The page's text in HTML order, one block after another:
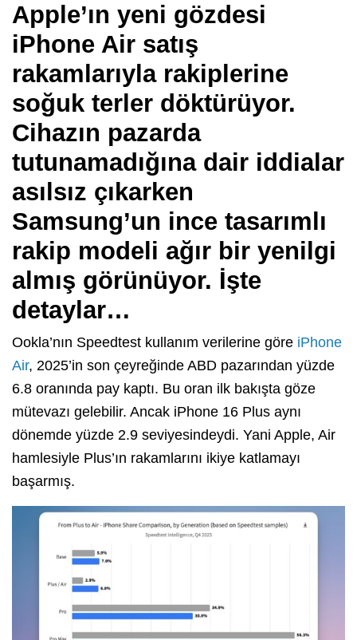
Apple’ın yeni gözdesi
iPhone Air satış
rakamlarıyla rakiplerine
soğuk terler döktürüyor.
Cihazın pazarda
tutunamadığına dair iddialar
asılsız çıkarken
Samsung’un ince tasarımlı
rakip modeli ağır bir yenilgi
almış görünüyor. İşte
detaylar…
Ookla’nın Speedtest kullanım verilerine göre iPhone
Air, 2025’in son çeyreğinde ABD pazarından yüzde
6.8 oranında pay kaptı. Bu oran ilk bakışta göze
mütevazı gelebilir. Ancak iPhone 16 Plus aynı
dönemde yüzde 2.9 seviyesindeydi. Yani Apple, Air
hamlesiyle Plus’ın rakamlarını ikiye katlamayı
başarmış.